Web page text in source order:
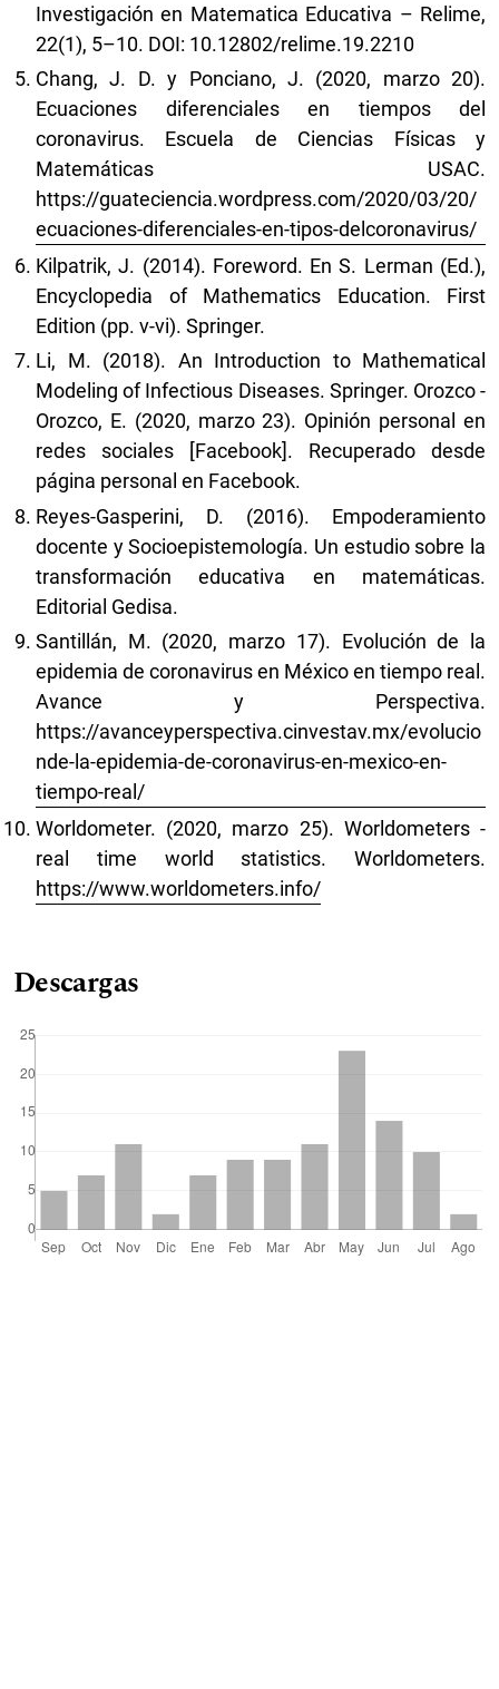
Investigación en Matematica Educativa – Relime,
22(1), 5–10. DOI: 10.12802/relime.19.2210
Chang, J. D. y Ponciano, J. (2020, marzo 20).
Ecuaciones diferenciales en tiempos del
coronavirus. Escuela de Ciencias Físicas y
Matemáticas USAC.
https://guateciencia.wordpress.com/2020/03/20/
ecuaciones-diferenciales-en-tipos-delcoronavirus/
Kilpatrik, J. (2014). Foreword. En S. Lerman (Ed.),
Encyclopedia of Mathematics Education. First
Edition (pp. v-vi). Springer.
Li, M. (2018). An Introduction to Mathematical
Modeling of Infectious Diseases. Springer. Orozco -
Orozco, E. (2020, marzo 23). Opinión personal en
redes sociales [Facebook]. Recuperado desde
página personal en Facebook.
Reyes-Gasperini, D. (2016). Empoderamiento
docente y Socioepistemología. Un estudio sobre la
transformación educativa en matemáticas.
Editorial Gedisa.
Santillán, M. (2020, marzo 17). Evolución de la
epidemia de coronavirus en México en tiempo real.
Avance y Perspectiva.
https://avanceyperspectiva.cinvestav.mx/evolucio
nde-la-epidemia-de-coronavirus-en-mexico-en-
tiempo-real/
Worldometer. (2020, marzo 25). Worldometers -
real time world statistics. Worldometers.
https://www.worldometers.info/
Descargas